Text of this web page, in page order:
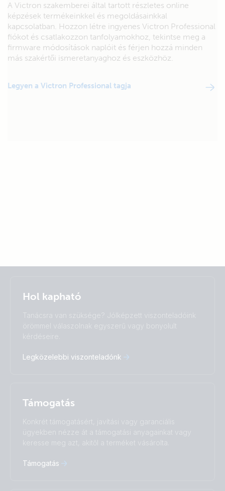
A Victron szakemberei által tartott részletes online
képzések termékeinkkel és megoldásainkkal
kapcsolatban. Hozzon létre ingyenes Victron Professional
fiókot és csatlakozzon tanfolyamokhoz, tekintse meg a
firmware módosítások naplóit és férjen hozzá minden
más szakértői ismeretanyaghoz és eszközhöz.
Legyen a Victron Professional tagja
Magyar
Change language
Čeština
Dansk
Deutsch
Italiano
Magyar
Suomalainen
Русский
Українська
中國人
Stay up to date
Subscribe
Hol kapható
Tanácsra van szüksége? Jólképzett viszonteladóink
örömmel válaszolnak egyszerű vagy bonyolult
kérdéseire.
Legközelebbi viszonteladónk
Támogatás
Konkrét támogatásért, javítási vagy garanciális
ügyekben nézze át a támogatási anyagainkat vagy
keresse meg azt, akitől a terméket vásárolta.
Támogatás